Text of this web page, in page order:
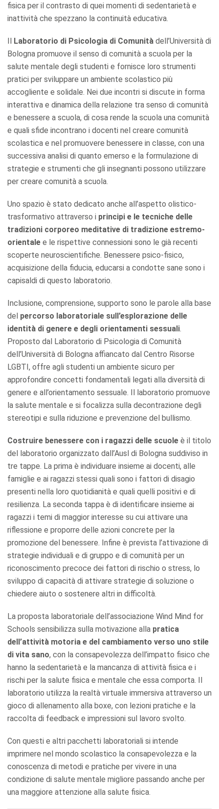
fisica per il contrasto di quei momenti di sedentarietà e
inattività che spezzano la continuità educativa.
Il Laboratorio di Psicologia di Comunità dell’Università di
Bologna promuove il senso di comunità a scuola per la
salute mentale degli studenti e fornisce loro strumenti
pratici per sviluppare un ambiente scolastico più
accogliente e solidale. Nei due incontri si discute in forma
interattiva e dinamica della relazione tra senso di comunità
e benessere a scuola, di cosa rende la scuola una comunità
e quali sfide incontrano i docenti nel creare comunità
scolastica e nel promuovere benessere in classe, con una
successiva analisi di quanto emerso e la formulazione di
strategie e strumenti che gli insegnanti possono utilizzare
per creare comunità a scuola.
Uno spazio è stato dedicato anche all’aspetto olistico-
trasformativo attraverso i principi e le tecniche delle
tradizioni corporeo meditative di tradizione estremo-
orientale e le rispettive connessioni sono le già recenti
scoperte neuroscientifiche. Benessere psico-fisico,
acquisizione della fiducia, educarsi a condotte sane sono i
capisaldi di questo laboratorio.
Inclusione, comprensione, supporto sono le parole alla base
del percorso laboratoriale sull’esplorazione delle
identità di genere e degli orientamenti sessuali.
Proposto dal Laboratorio di Psicologia di Comunità
dell’Università di Bologna affiancato dal Centro Risorse
LGBTI, offre agli studenti un ambiente sicuro per
approfondire concetti fondamentali legati alla diversità di
genere e all’orientamento sessuale. Il laboratorio promuove
la salute mentale e si focalizza sulla decontrazione degli
stereotipi e sulla riduzione e prevenzione del bullismo.
Costruire benessere con i ragazzi delle scuole è il titolo
del laboratorio organizzato dall’Ausl di Bologna suddiviso in
tre tappe. La prima è individuare insieme ai docenti, alle
famiglie e ai ragazzi stessi quali sono i fattori di disagio
presenti nella loro quotidianità e quali quelli positivi e di
resilienza. La seconda tappa è di identificare insieme ai
ragazzi i temi di maggior interesse su cui attivare una
riflessione e proporre delle azioni concrete per la
promozione del benessere. Infine è prevista l’attivazione di
strategie individuali e di gruppo e di comunità per un
riconoscimento precoce dei fattori di rischio o stress, lo
sviluppo di capacità di attivare strategie di soluzione o
chiedere aiuto o sostenere altri in difficoltà.
La proposta laboratoriale dell’associazione Wind Mind for
Schools sensibilizza sulla motivazione alla pratica
dell’attività motoria e del cambiamento verso uno stile
di vita sano, con la consapevolezza dell’impatto fisico che
hanno la sedentarietà e la mancanza di attività fisica e i
rischi per la salute fisica e mentale che essa comporta. Il
laboratorio utilizza la realtà virtuale immersiva attraverso un
gioco di allenamento alla boxe, con lezioni pratiche e la
raccolta di feedback e impressioni sul lavoro svolto.
Con questi e altri pacchetti laboratoriali si intende
imprimere nel mondo scolastico la consapevolezza e la
conoscenza di metodi e pratiche per vivere in una
condizione di salute mentale migliore passando anche per
una maggiore attenzione alla salute fisica.